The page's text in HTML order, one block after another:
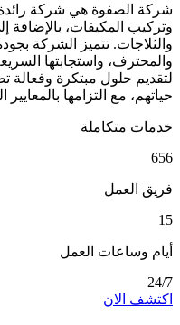
شركة الصفوة هي شركة
وتركيب المكيفات، بالإضافة
والثلاجات. تتميز الشركة
والمحترف، واستجابتها
لتقديم حلول مبتكرة
حياتهم، مع التزامها
خدمات متكاملة
656
فريق العمل
15
أيام وساعات العمل
24/7
اكتشف الان